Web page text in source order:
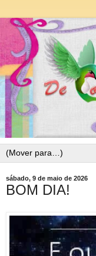
sábado, 9 de maio de 2026
BOM DIA!